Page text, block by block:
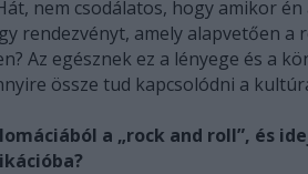
nem csodálatos, hogy amikor
rendezvényt, amely alapvetően a
Az egésznek ez a lényege és a
össze tud kapcsolódni a
a „rock and roll”, és